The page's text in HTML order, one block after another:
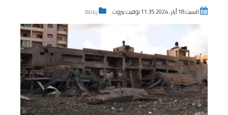
السبت 18 أيار , 2024 11:35 توقيت بيروت رياضة